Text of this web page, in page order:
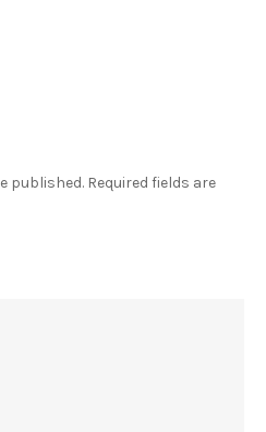
published. Required fields are